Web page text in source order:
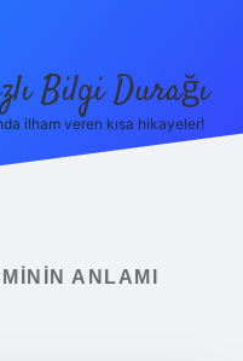
Bilgi Durağı
ilham veren kısa hikayeler!
ANLAMI